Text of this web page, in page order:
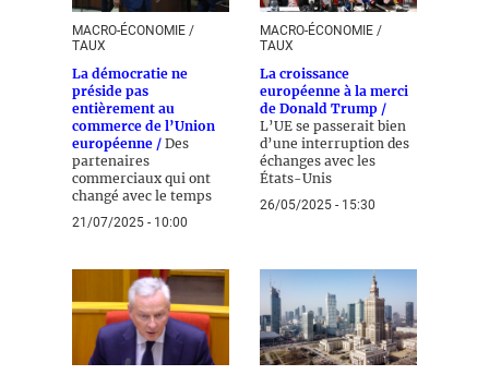
MACRO-ÉCONOMIE /
TAUX
La démocratie ne
préside pas
entièrement au
commerce de l’Union
européenne / Des
partenaires
commerciaux qui ont
changé avec le temps
21/07/2025 - 10:00
MACRO-ÉCONOMIE /
TAUX
La croissance
européenne à la merci
de Donald Trump /
L’UE se passerait bien
d’une interruption des
échanges avec les
États-Unis
26/05/2025 - 15:30